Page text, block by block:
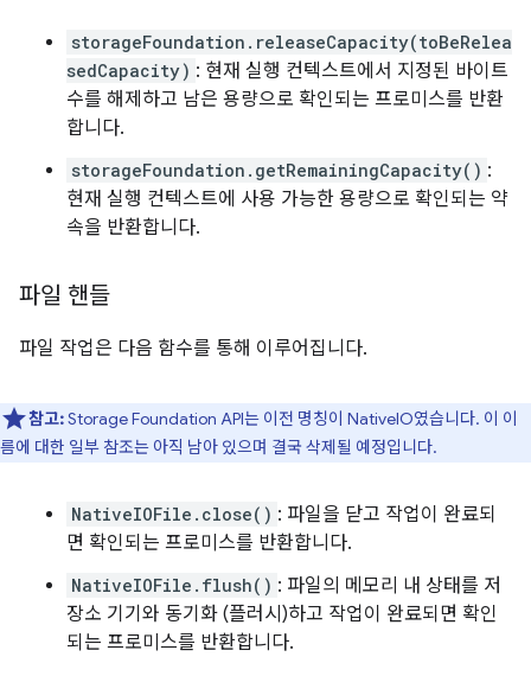
storageFoundation.releaseCapacity(toBeRelea
sedCapacity) : 현재 실행 컨텍스트에서 지정된 바이트
수를 해제하고 남은 용량으로 확인되는 프로미스를 반환
합니다.
storageFoundation.getRemainingCapacity() :
현재 실행 컨텍스트에 사용 가능한 용량으로 확인되는 약
속을 반환합니다.
파일 핸들
파일 작업은 다음 함수를 통해 이루어집니다.
참고:Storage Foundation API는 이전 명칭이 NativeIO였습니다. 이 이
름에 대한 일부 참조는 아직 남아 있으며 결국 삭제될 예정입니다.
NativeIOFile.close() : 파일을 닫고 작업이 완료되
면 확인되는 프로미스를 반환합니다.
NativeIOFile.flush() : 파일의 메모리 내 상태를 저
장소 기기와 동기화 (플러시)하고 작업이 완료되면 확인
되는 프로미스를 반환합니다.